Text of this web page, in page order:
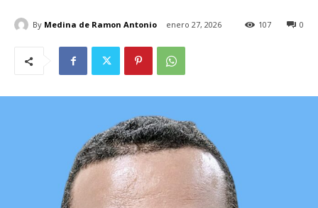
By Medina de Ramon Antonio enero 27, 2026 0
107